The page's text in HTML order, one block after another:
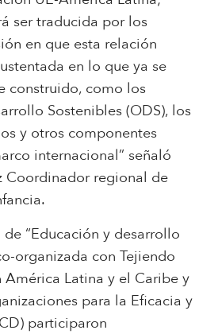
ser traducida por los
en que esta relación
en lo que ya se
construido, como los
Sostenibles (ODS), los
y otros componentes
internacional” señaló
Coordinador regional de
“Educación y desarrollo
organizada con Tejiendo
América Latina y el Caribe y
para la Eficacia y
participaron